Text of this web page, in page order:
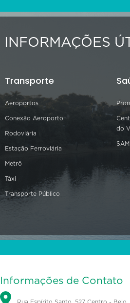
INFORMAÇÕES
Transporte
Aeroportos
Conexão Aeroporto
Rodoviária
Estação Ferroviária
Metrô
Táxi
Transporte Público
do
Informações de Contato